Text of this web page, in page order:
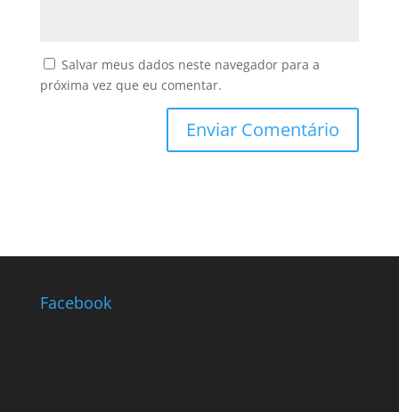
Salvar meus dados neste navegador para a
próxima vez que eu comentar.
Facebook